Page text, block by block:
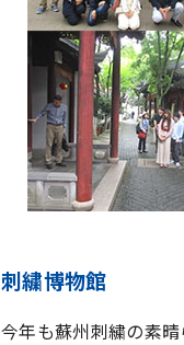
刺繍博物館
今年も蘇州刺繍の素